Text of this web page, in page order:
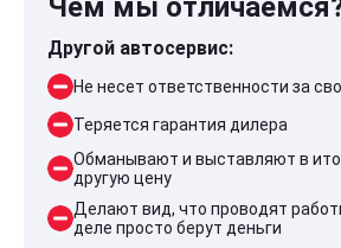
Чем мы
Другой автосервис:
Не несет ответственности за
Теряется гарантия дилера
Обманывают и выставляют в
другую цену
Делают вид, что проводят
деле просто берут деньги